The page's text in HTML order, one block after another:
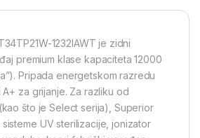
1232IAWT je zidni
premium klase kapaciteta 12000
Pripada energetskom razredu
za grijanje. Za razliku od
što je Select serija), Superior
UV sterilizacije, jonizator